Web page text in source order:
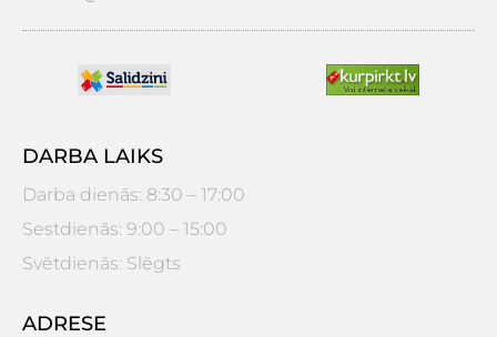
DARBA LAIKS
Darba dienās: 8:30 – 17:00
Sestdienās: 9:00 – 15:00
Svētdienās: Slēgts
ADRESE